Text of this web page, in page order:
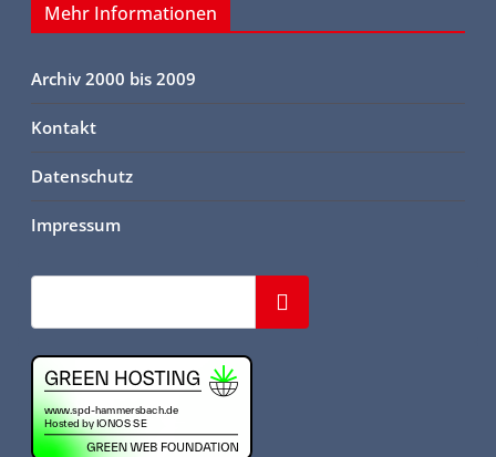
Mehr Informationen
Archiv 2000 bis 2009
Kontakt
Datenschutz
Impressum
Suchen